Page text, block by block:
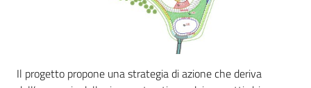
Il progetto propone una strategia di azione che deriva